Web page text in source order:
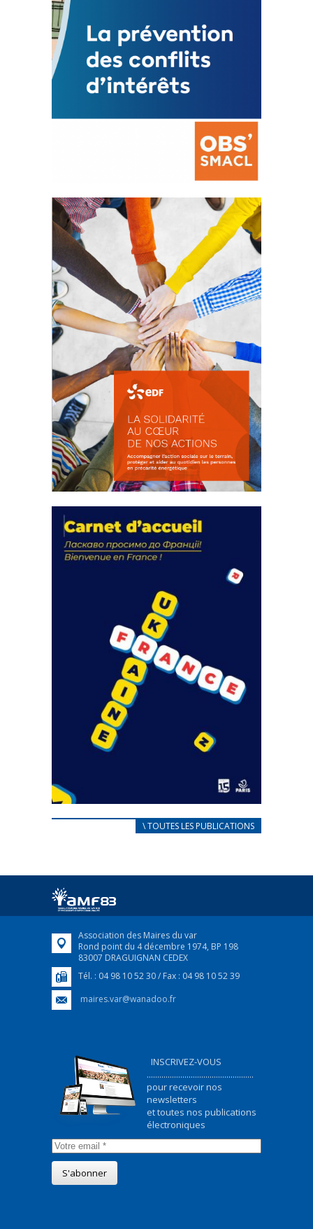
La prévention des conflits
d’intérêts
18 septembre 2023
FEUILLETER
actions
18 septembre 2023
FEUILLETER
CARNET D’ACCUEIL
Afin d’accompagner au mieux les réfugiés
FEUILLETER
\ TOUTES LES PUBLICATIONS
Association des Maires du var
Rond point du 4 décembre 1974, BP 198
83007 DRAGUIGNAN CEDEX
Tél. : 04 98 10 52 30 / Fax : 04 98 10 52 39
maires.var@wanadoo.fr
INSCRIVEZ-VOUS
...................................................
pour recevoir nos
newsletters
et toutes nos publications
électroniques